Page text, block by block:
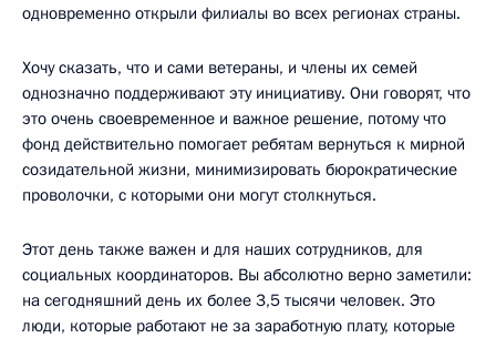
одновременно открыли филиалы во всех регионах страны.
Хочу сказать, что и сами ветераны, и члены их семей
однозначно поддерживают эту инициативу. Они говорят, что
это очень своевременное и важное решение, потому что
фонд действительно помогает ребятам вернуться к мирной
созидательной жизни, минимизировать бюрократические
проволочки, с которыми они могут столкнуться.
Этот день также важен и для наших сотрудников, для
социальных координаторов. Вы абсолютно верно заметили:
на сегодняшний день их более 3,5 тысячи человек. Это
люди, которые работают не за заработную плату, которые